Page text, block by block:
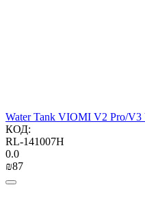
Water Tank VIOMI V2 Pro/V3
КОД:
RL-141007H
0.0
₪‍87‍